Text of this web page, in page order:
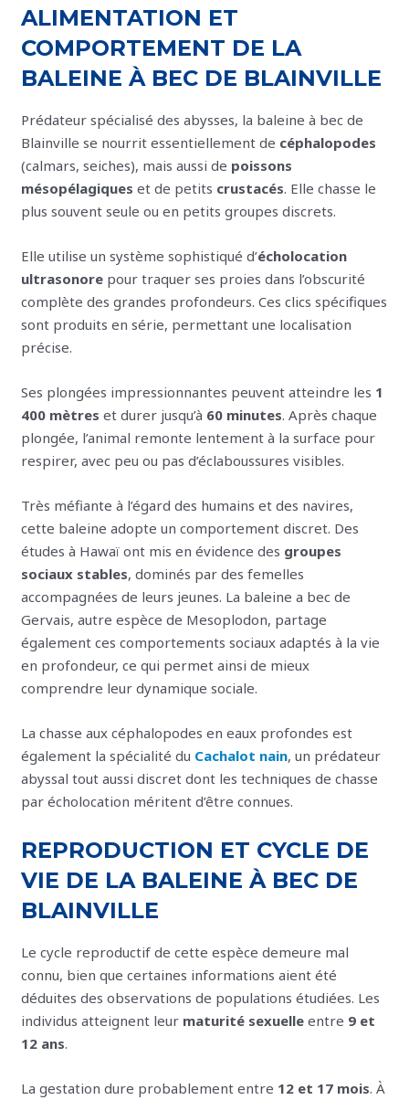
ALIMENTATION ET
COMPORTEMENT DE LA
BALEINE À BEC DE BLAINVILLE
Prédateur spécialisé des abysses, la baleine à bec de
Blainville se nourrit essentiellement de céphalopodes
(calmars, seiches), mais aussi de poissons
mésopélagiques et de petits crustacés. Elle chasse le
plus souvent seule ou en petits groupes discrets.
Elle utilise un système sophistiqué d’écholocation
ultrasonore pour traquer ses proies dans l’obscurité
complète des grandes profondeurs. Ces clics spécifiques
sont produits en série, permettant une localisation
précise.
Ses plongées impressionnantes peuvent atteindre les 1
400 mètres et durer jusqu’à 60 minutes. Après chaque
plongée, l’animal remonte lentement à la surface pour
respirer, avec peu ou pas d’éclaboussures visibles.
Très méfiante à l’égard des humains et des navires,
cette baleine adopte un comportement discret. Des
études à Hawaï ont mis en évidence des groupes
sociaux stables, dominés par des femelles
accompagnées de leurs jeunes. La baleine a bec de
Gervais, autre espèce de Mesoplodon, partage
également ces comportements sociaux adaptés à la vie
en profondeur, ce qui permet ainsi de mieux
comprendre leur dynamique sociale.
La chasse aux céphalopodes en eaux profondes est
également la spécialité du Cachalot nain, un prédateur
abyssal tout aussi discret dont les techniques de chasse
par écholocation méritent d’être connues.
REPRODUCTION ET CYCLE DE
VIE DE LA BALEINE À BEC DE
BLAINVILLE
Le cycle reproductif de cette espèce demeure mal
connu, bien que certaines informations aient été
déduites des observations de populations étudiées. Les
individus atteignent leur maturité sexuelle entre 9 et
12 ans.
La gestation dure probablement entre 12 et 17 mois. À